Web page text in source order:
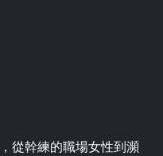
從幹練的職場女性到瀕